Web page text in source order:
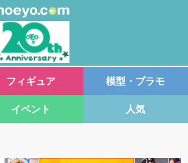
フィギュア 模型・プラモ
イベント 人気